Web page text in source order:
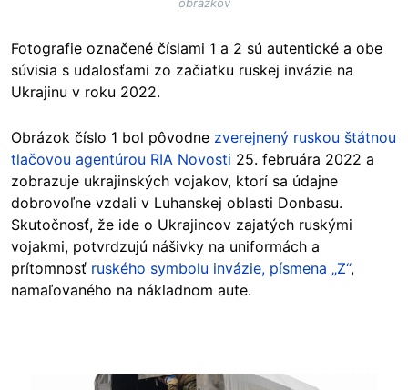
Fotografie označené číslami 1 a 2 sú autentické a obe
súvisia s udalosťami zo začiatku ruskej invázie na
Ukrajinu v roku 2022.
Obrázok číslo 1 bol pôvodne zverejnený ruskou štátnou
tlačovou agentúrou RIA Novosti 25. februára 2022 a
zobrazuje ukrajinských vojakov, ktorí sa údajne
dobrovoľne vzdali v Luhanskej oblasti Donbasu.
Skutočnosť, že ide o Ukrajincov zajatých ruskými
vojakmi, potvrdzujú nášivky na uniformách a
prítomnosť ruského symbolu invázie, písmena „Z“,
namaľovaného na nákladnom aute.